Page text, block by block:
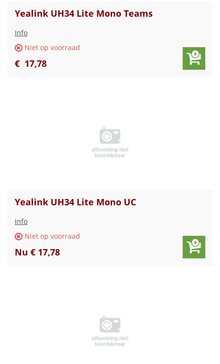
Yealink UH34 Lite Mono Teams
Info
Niet op voorraad
€ 17,78
Yealink UH34 Lite Mono UC
Info
Niet op voorraad
Nu € 17,78